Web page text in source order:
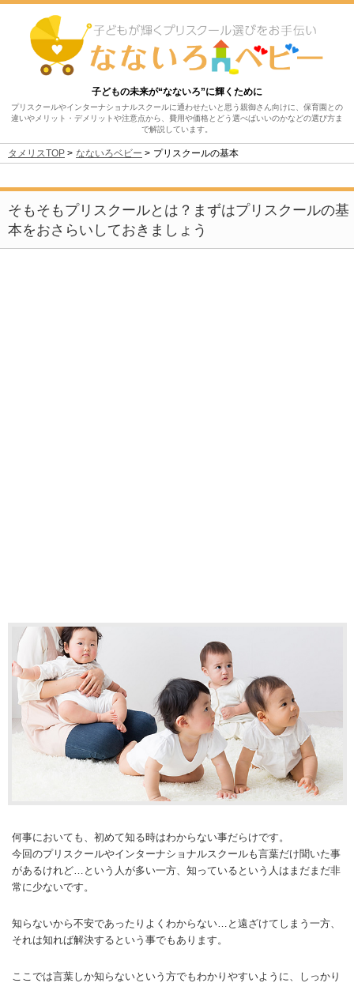
子どもの未来が“なないろ”に輝くために
プリスクールやインターナショナルスクールに通わせたいと思う親御さん向けに、保育園との
違いやメリット・デメリットや注意点から、費用や価格とどう選べばいいのかなどの選び方ま
で解説しています。
タメリスTOP なないろベビー プリスクールの基本
そもそもプリスクールとは？ まずはプリスクールの基
本をおさらいしておきましょう
何事においても、初めて知る時はわからない事だらけです。
今回のプリスクールやインターナショナルスクールも言葉だけ聞いた事
があるけれど…という人が多い一方、知っているという人はまだまだ非
常に少ないです。
知らないから不安であったりよくわからない…と遠ざけてしまう一方、
それは知れば解決するという事でもあります。
ここでは言葉しか知らないという方でもわかりやすいように、しっかり